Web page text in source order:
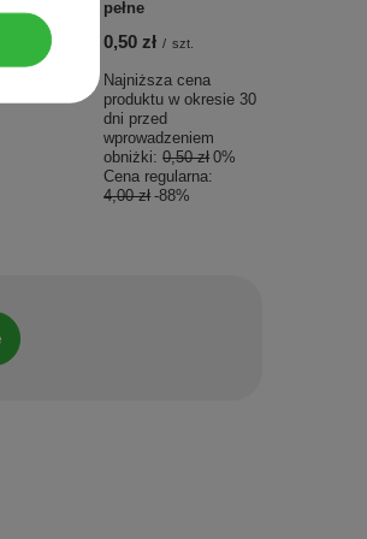
60 (1
pełne
0,50 zł / szt.
Najniższa cena
produktu w okresie 30
dni przed
wprowadzeniem
obniżki:0,50 zł 0%
Cena regularna:
4,00 zł -88%